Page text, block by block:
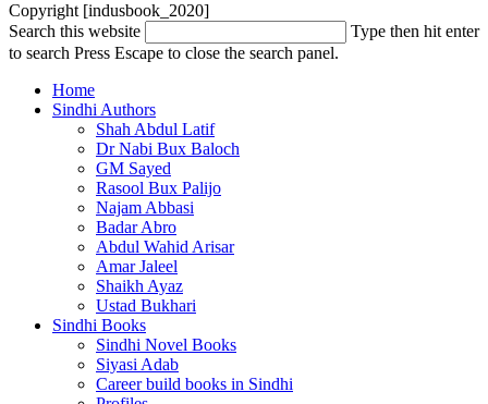
Copyright [indusbook_2020]
Search this website
Type then hit enter
to search Press Escape to close the search panel.
Home
Sindhi Authors
Shah Abdul Latif
Dr Nabi Bux Baloch
GM Sayed
Rasool Bux Palijo
Najam Abbasi
Badar Abro
Abdul Wahid Arisar
Amar Jaleel
Shaikh Ayaz
Ustad Bukhari
Sindhi Books
Sindhi Novel Books
Siyasi Adab
Career build books in Sindhi